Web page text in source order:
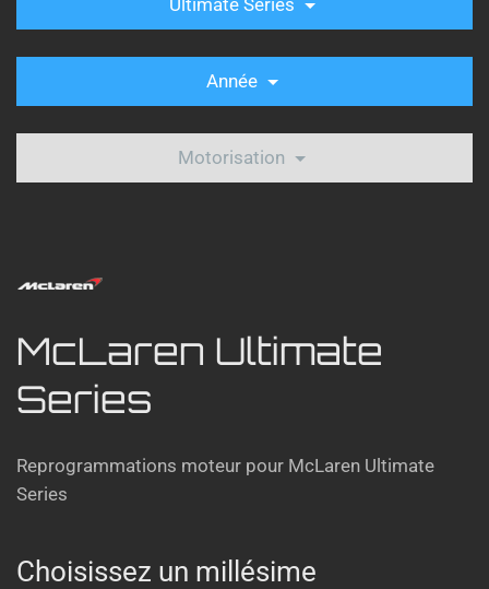
Ultimate Series
Année
Motorisation
McLaren Ultimate
Series
Reprogrammations moteur pour McLaren Ultimate
Series
Choisissez un millésime